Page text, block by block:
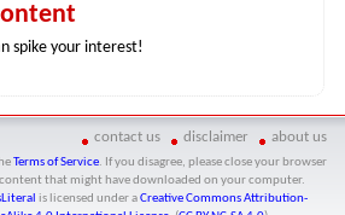
spike your interest!
contact us disclaimer about us
Terms of Service. If you disagree, please close your browser
that might have downloaded on your computer.
is licensed under aCreative Commons Attribution-